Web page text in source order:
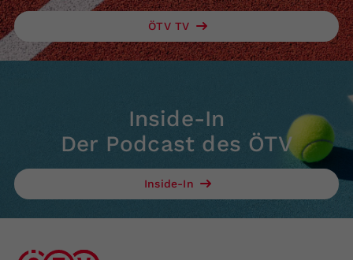
ÖTV TV
Inside-In
Der Podcast des ÖTV
Inside-In